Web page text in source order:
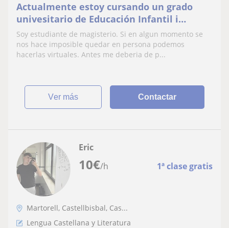
Actualmente estoy cursando un grado
univesitario de Educación Infantil i
Primaria i me ofrezco para dar clases
particulares
Soy estudiante de magisterio. Si en algun momento se
nos hace imposible quedar en persona podemos
hacerlas virtuales. Antes me deberia de p...
ver más Contactar
10€/h 1ª clase gratis
Eric
Martorell, Castellbisbal, Cas...
Lengua Castellana y Literatura